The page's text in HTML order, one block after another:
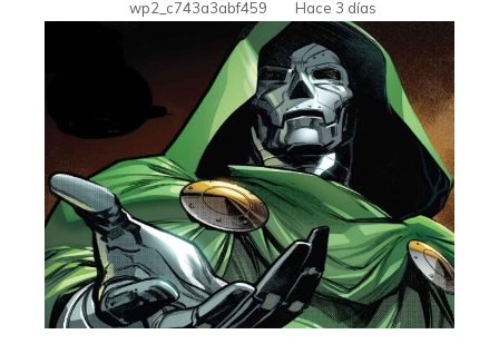
wp2_c743a3abf459 Hace 3 días